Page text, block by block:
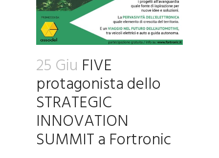
25 Giu FIVE
protagonista dello
STRATEGIC
INNOVATION
SUMMIT a Fortronic